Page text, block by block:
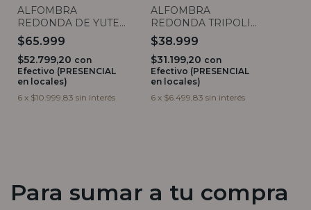
ALFOMBRA
REDONDA DE YUTE
FLOR (2 medidas)
$65.999
$52.799,20 con
Efectivo (PRESENCIAL
en locales)
6 x $10.999,83 sin interés
ALFOMBRA
REDONDA TRIPOLI
100CM
$38.999
$31.199,20 con
Efectivo (PRESENCIAL
en locales)
6 x $6.499,83 sin interés
Para sumar a tu compra